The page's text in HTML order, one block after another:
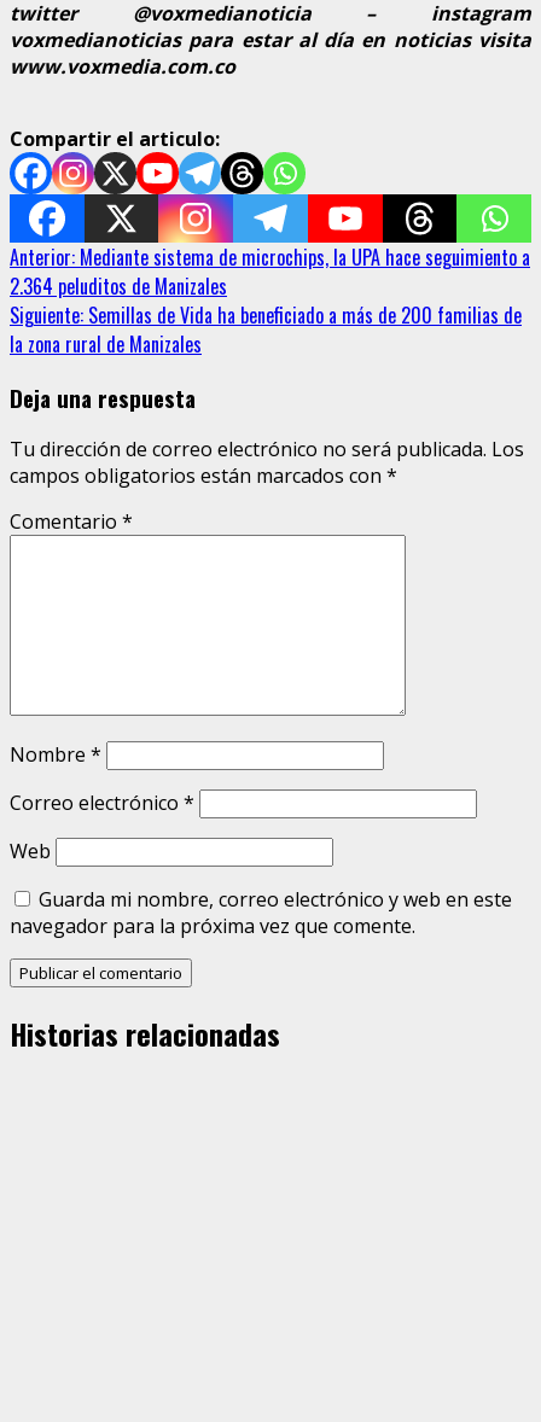
twitter @voxmedianoticia – instagram
voxmedianoticias para estar al día en noticias visita
www.voxmedia.com.co
Compartir el articulo:
Sigue
leyendo
Anterior: Mediante sistema de microchips, la UPA hace seguimiento a
2.364 peluditos de Manizales
Siguiente: Semillas de Vida ha beneficiado a más de 200 familias de
la zona rural de Manizales
Deja una respuesta
Tu dirección de correo electrónico no será publicada. Los
campos obligatorios están marcados con *
Comentario *
Nombre *
Correo electrónico *
Web
Guarda mi nombre, correo electrónico y web en este
navegador para la próxima vez que comente.
Historias relacionadas